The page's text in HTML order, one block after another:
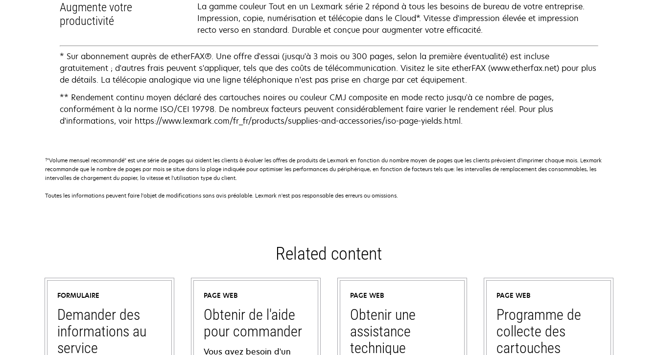
Augmente votre
productivité
La gamme couleur Tout en un Lexmark série 2 répond à tous les besoins de bureau de votre entreprise.
Impression, copie, numérisation et télécopie dans le Cloud*. Vitesse d'impression élevée et impression
recto verso en standard. Durable et conçue pour augmenter votre efficacité.
* Sur abonnement auprès de etherFAX®. Une offre d'essai (jusqu'à 3 mois ou 300 pages, selon la première éventualité) est incluse
gratuitement ; d'autres frais peuvent s'appliquer, tels que des coûts de télécommunication. Visitez le site etherFAX (www.etherfax.net) pour plus
de détails. La télécopie analogique via une ligne téléphonique n'est pas prise en charge par cet équipement.
** Rendement continu moyen déclaré des cartouches noires ou couleur CMJ composite en mode recto jusqu'à ce nombre de pages,
conformément à la norme ISO/CEI 19798. De nombreux facteurs peuvent considérablement faire varier le rendement réel. Pour plus
d'informations, voir https://www.lexmark.com/fr_fr/products/supplies-and-accessories/iso-page-yields.html.
†"Volume mensuel recommandé" est une série de pages qui aident les clients à évaluer les offres de produits de Lexmark en fonction du nombre moyen de pages que les clients prévoient d’imprimer chaque mois. Lexmark
recommande que le nombre de pages par mois se situe dans la plage indiquée pour optimiser les performances du périphérique, en fonction de facteurs tels que: les intervalles de remplacement des consommables, les
intervalles de chargement du papier, la vitesse et l'utilisation type du client.
Toutes les informations peuvent faire l'objet de modifications sans avis préalable. Lexmark n'est pas responsable des erreurs ou omissions.
Related content
FORMULAIRE
Demander des
informations au
service
PAGE WEB
Obtenir de l'aide
pour commander
Vous avez besoin d'un
PAGE WEB
Obtenir une
assistance
technique
PAGE WEB
Programme de
collecte des
cartouches